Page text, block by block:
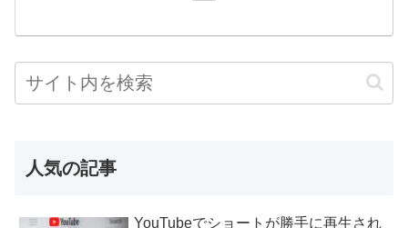
人気の記事
YouTubeでショートが勝手に再生され